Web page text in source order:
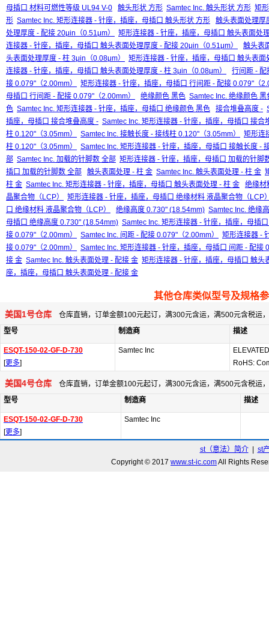
母插口 材料可燃性等级 UL94 V-0
触头形状 方形 Samtec Inc. 触头形状 方形 矩
形 Samtec Inc. 矩形连接器 - 针座，插座，母插口 触头形状 方形
触头表面处理厚
处理厚度 - 配接 20μin（0.51μm）
矩形连接器 - 针座，插座，母插口 触头表面处
连接器 - 针座，插座，母插口 触头表面处理厚度 - 配接 20μin（0.51μm）
触头表
头表面处理厚度 - 柱 3μin（0.08μm）
矩形连接器 - 针座，插座，母插口 触头表
连接器 - 针座，插座，母插口 触头表面处理厚度 - 柱 3μin（0.08μm）
行间距 -
接 0.079"（2.00mm）
矩形连接器 - 针座，插座，母插口 行间距 - 配接 0.079"（
母插口 行间距 - 配接 0.079"（2.00mm）
绝缘颜色 黑色 Samtec Inc. 绝缘颜色 黑
色 Samtec Inc. 矩形连接器 - 针座，插座，母插口 绝缘颜色 黑色 接合堆叠高度 -
插座，母插口 接合堆叠高度 - Samtec Inc. 矩形连接器 - 针座，插座，母插口 接合
柱 0.120"（3.05mm）
Samtec Inc. 接触长度 - 接线柱 0.120"（3.05mm）
矩形连
柱 0.120"（3.05mm）
Samtec Inc. 矩形连接器 - 针座，插座，母插口 接触长度 -
部 Samtec Inc. 加载的针脚数 全部 矩形连接器 - 针座，插座，母插口 加载的针脚
插口 加载的针脚数 全部
触头表面处理 - 柱 金 Samtec Inc. 触头表面处理 - 柱 金
柱 金 Samtec Inc. 矩形连接器 - 针座，插座，母插口 触头表面处理 - 柱 金
绝缘材
晶聚合物（LCP）
矩形连接器 - 针座，插座，母插口 绝缘材料 液晶聚合物（LCP
口 绝缘材料 液晶聚合物（LCP）
绝缘高度 0.730" (18.54mm) Samtec Inc. 绝缘
母插口 绝缘高度 0.730" (18.54mm) Samtec Inc. 矩形连接器 - 针座，插座，母插
接 0.079"（2.00mm）
Samtec Inc. 间距 - 配接 0.079"（2.00mm）
矩形连接器 -
接 0.079"（2.00mm）
Samtec Inc. 矩形连接器 - 针座，插座，母插口 间距 - 配接
接 金 Samtec Inc. 触头表面处理 - 配接 金 矩形连接器 - 针座，插座，母插口 触头
座，插座，母插口 触头表面处理 - 配接 金
其他仓库类似型号及规格
美国1号仓库 仓库直销，订单金额100元起订，满300元含运，满500元含税运
型号
制造商 描述
ESQT-150-02-GF-D-730
[更多]
Samtec Inc
RoHS:
美国4号仓库 仓库直销，订单金额100元起订，满300元含运，满500元含税运
型号
制造商 描述
ESQT-150-02-GF-D-730
[更多]
Samtec Inc
st（意法）简介| st
Copyright © 2017 www.st-ic.comAll Rights